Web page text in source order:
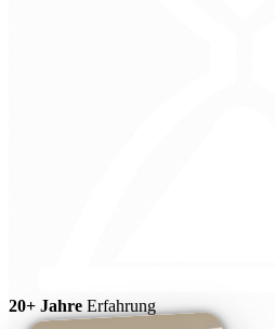
20+ Jahre Erfahrung